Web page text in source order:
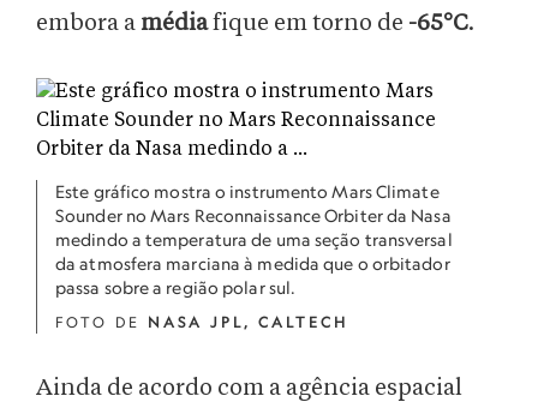
embora a médiafique em torno de -65°C.
Este gráfico mostra o instrumento Mars Climate
Sounder no Mars Reconnaissance Orbiter da Nasa
medindo a temperatura de uma seção transversal
da atmosfera marciana à medida que o orbitador
passa sobre a região polar sul.
FOTO DE NASA JPL, CALTECH
Ainda de acordo com a agência espacial